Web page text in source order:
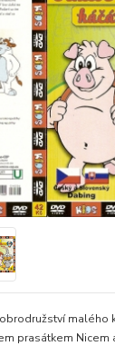
malého
prasátkem Nicem